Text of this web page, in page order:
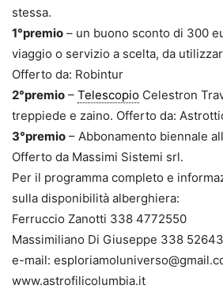
stessa.
1°premio – un buono sconto di 300
viaggio o servizio a scelta, da
Offerto da: Robintur
2°premio – Telescopio Celestron
treppiede e zaino. Offerto da:
3°premio – Abbonamento biennale
Offerto da Massimi Sistemi srl.
Per il programma completo e
sulla disponibilità alberghiera:
Ferruccio Zanotti 338 4772550
Massimiliano Di Giuseppe 338
e-mail:
www.astrofilicolumbia.it